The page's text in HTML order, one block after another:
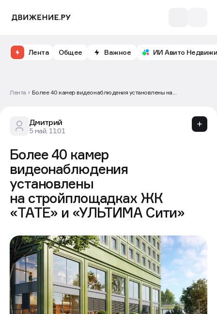
Лента Общее Важное ИИ Авито
Лента
Более 40 камер видеонаблюдения установлены на
Дмитрий
5 май, 11:01
Более 40 камер
видеонаблюдения
установлены
на стройплощадках ЖК
«TATE» и «УЛЬТИМА Сити»